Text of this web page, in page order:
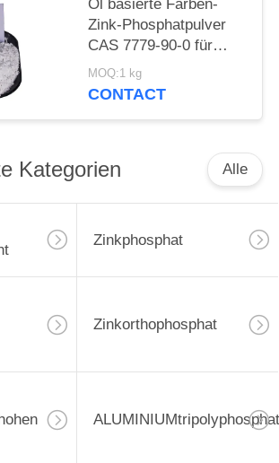
Öl basierte Farben-
Zink-Phosphatpulver
CAS 7779-90-0 für
Schiff und
Stahlkonstruktionen
MOQ:1 kg
CONTACT
Kategorien Alle
Zinkphosphat
Zinkorthophosphat
ALUMINIUMtripolyphosphat